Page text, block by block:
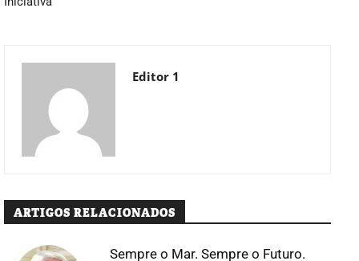
Editor 1
ARTIGOS RELACIONADOS
Sempre o Mar. Sempre o Futuro.